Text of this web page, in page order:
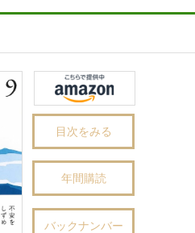
目次をみる
年間購読
バックナンバー